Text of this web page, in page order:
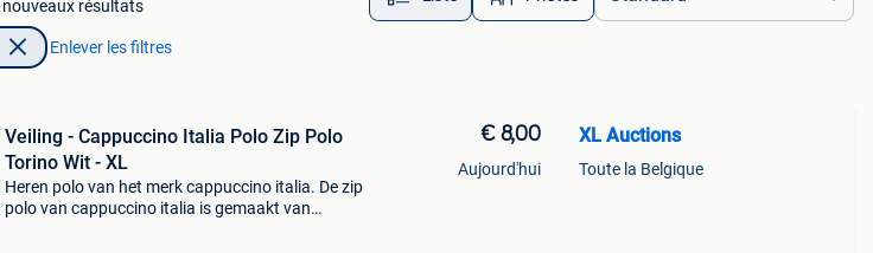
nouveaux résultats
Enlever les filtres
Veiling - Cappuccino Italia Polo Zip Polo
Torino Wit - XL
Heren polo van het merk cappuccino italia. De zip
polo van cappuccino italia is gemaakt van
€ 8,00
Aujourd'hui
XL Auctions
Toute la Belgique